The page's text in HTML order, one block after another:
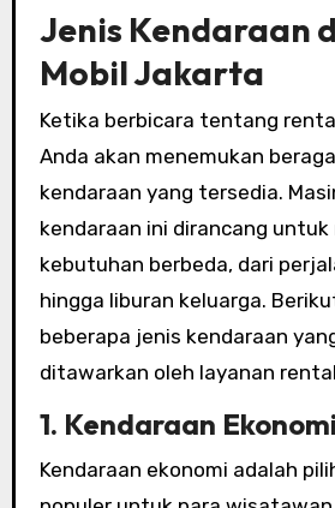
Jenis Kendaraan
Mobil Jakarta
Ketika berbicara tentang
Anda akan menemukan
kendaraan yang tersedia.
kendaraan ini dirancang untuk
kebutuhan berbeda, dari
hingga liburan keluarga.
beberapa jenis kendaraan
ditawarkan oleh layanan
1. Kendaraan Ekonomi
Kendaraan ekonomi adalah